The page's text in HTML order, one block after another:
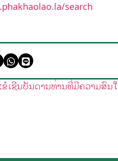
search
ຂໍເຊີນບັນດານທ່ານທີ່ມີຄວາມສົນໃ